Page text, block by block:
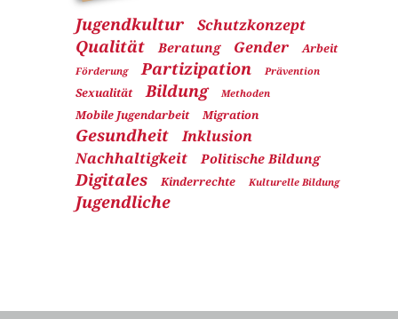
Jugendkultur Schutzkonzept
Qualität Beratung Gender Arbeit
Förderung Partizipation Prävention
Sexualität Bildung Methoden
Mobile Jugendarbeit Migration
Gesundheit
Inklusion
Nachhaltigkeit
Politische Bildung
Digitales Kinderrechte Kulturelle Bildung
Jugendliche